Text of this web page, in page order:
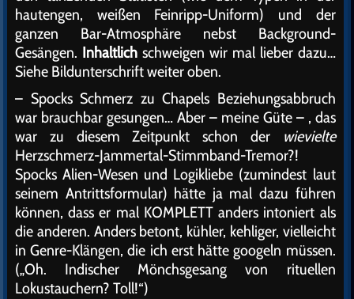
hautengen, weißen Feinripp-Uniform) und der
ganzen Bar-Atmosphäre nebst Background-
Gesängen. Inhaltlichschweigen wir mal lieber dazu…
Siehe Bildunterschrift weiter oben.
– Spocks Schmerz zu Chapels Beziehungsabbruch
war brauchbar gesungen… Aber – meine Güte – , das
war zu diesem Zeitpunkt schon der
wievielte
Herzschmerz-Jammertal-Stimmband-Tremor?!
Spocks Alien-Wesen und Logikliebe (zumindest laut
seinem Antrittsformular) hätte ja mal dazu führen
können, dass er mal KOMPLETT anders intoniert als
die anderen. Anders betont, kühler, kehliger, vielleicht
in Genre-Klängen, die ich erst hätte googeln müssen.
(„Oh. Indischer Mönchsgesang von rituellen
Lokustauchern? Toll!“)